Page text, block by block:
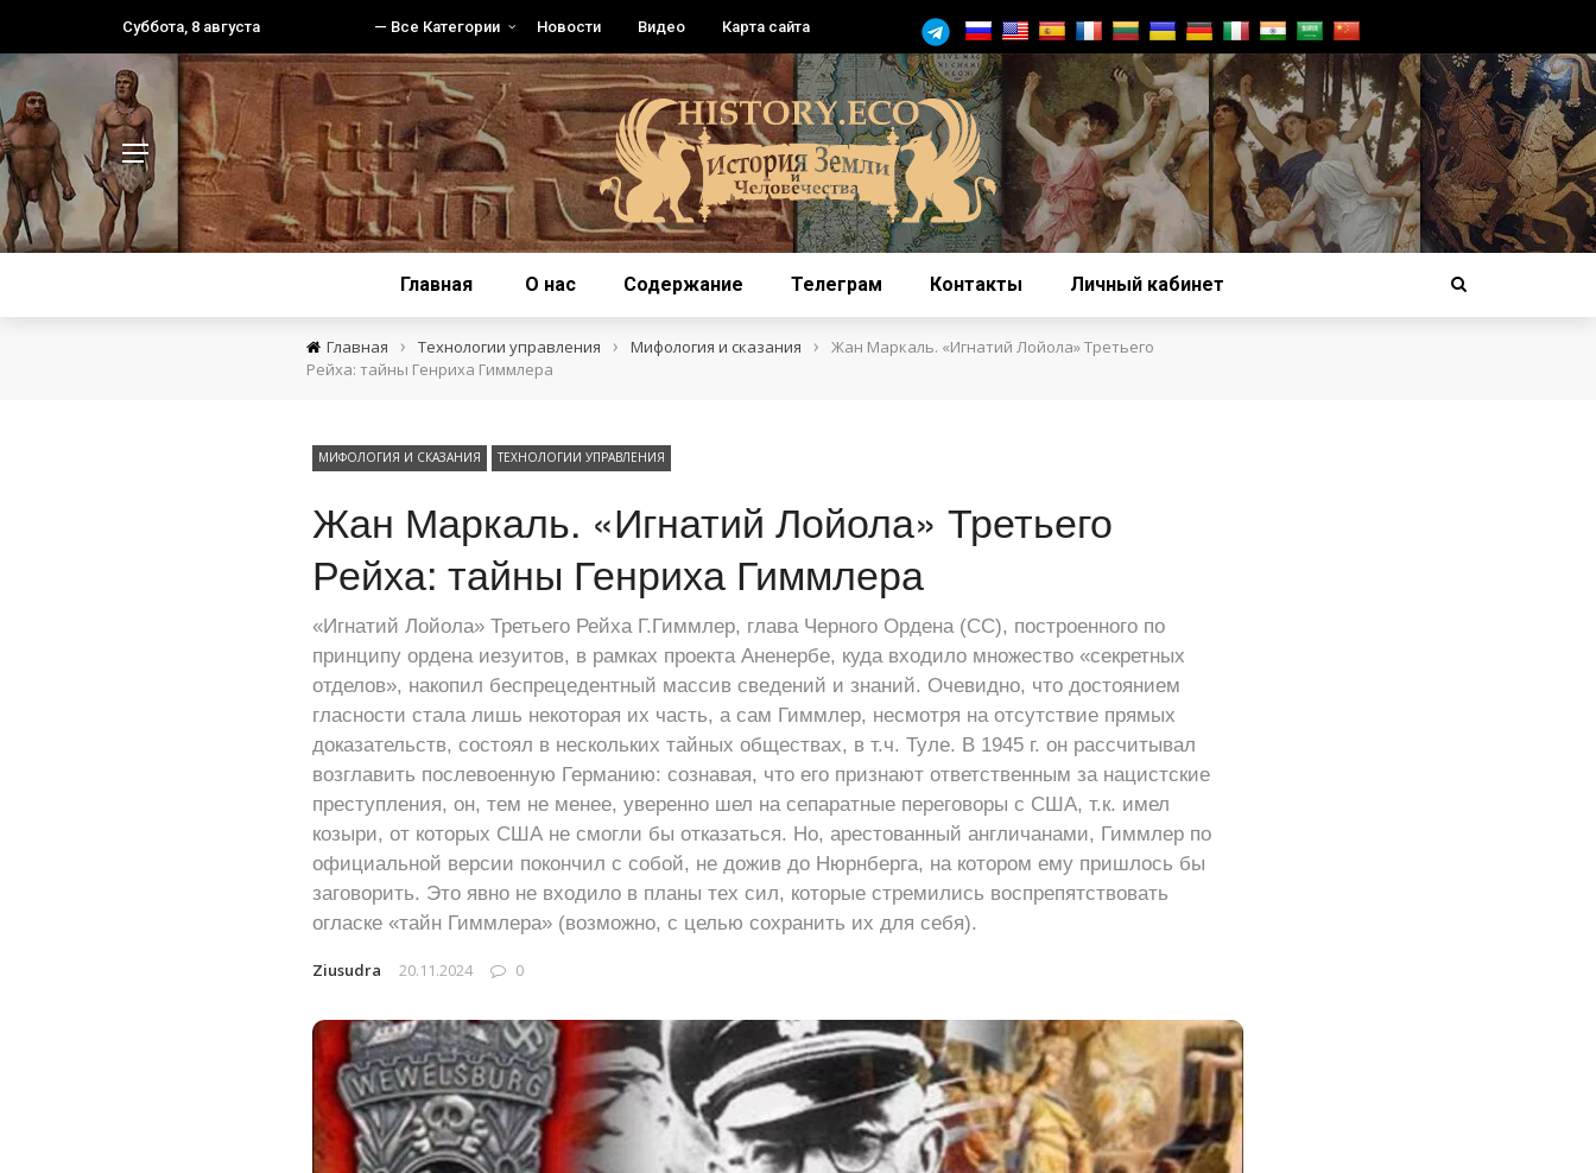
Суббота, 8 августа — Все Категории Новости Видео Карта сайта
Главная О нас Содержание Телеграм Контакты Личный кабинет
Главная › Технологии управления › Мифология и сказания ›
Жан Маркаль. «Игнатий Лойола» Третьего
Рейха: тайны Генриха Гиммлера
МИФОЛОГИЯ И СКАЗАНИЯ ТЕХНОЛОГИИ УПРАВЛЕНИЯ
Жан Маркаль. «Игнатий Лойола» Третьего
Рейха: тайны Генриха Гиммлера
«Игнатий Лойола» Третьего Рейха Г.Гиммлер, глава Черного Ордена (СС), построенного по
принципу ордена иезуитов, в рамках проекта Аненербе, куда входило множество «секретных
отделов», накопил беспрецедентный массив сведений и знаний. Очевидно, что достоянием
гласности стала лишь некоторая их часть, а сам Гиммлер, несмотря на отсутствие прямых
доказательств, состоял в нескольких тайных обществах, в т.ч. Туле. В 1945 г. он рассчитывал
возглавить послевоенную Германию: сознавая, что его признают ответственным за нацистские
преступления, он, тем не менее, уверенно шел на сепаратные переговоры с США, т.к. имел
козыри, от которых США не смогли бы отказаться. Но, арестованный англичанами, Гиммлер по
официальной версии покончил с собой, не дожив до Нюрнберга, на котором ему пришлось бы
заговорить. Это явно не входило в планы тех сил, которые стремились воспрепятствовать
огласке «тайн Гиммлера» (возможно, с целью сохранить их для себя).
Ziusudra 20.11.2024 0